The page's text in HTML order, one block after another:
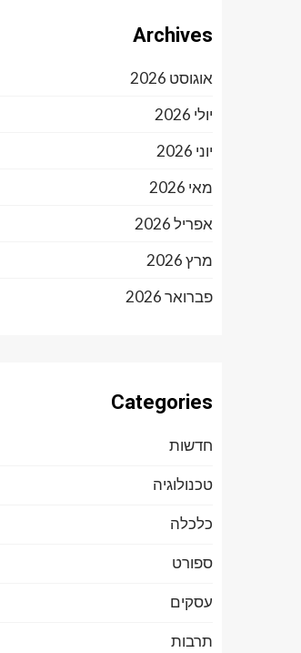
Archives
אוגוסט 2026
יולי 2026
יוני 2026
מאי 2026
אפריל 2026
מרץ 2026
פברואר 2026
Categories
חדשות
טכנולוגיה
כלכלה
ספורט
עסקים
תרבות